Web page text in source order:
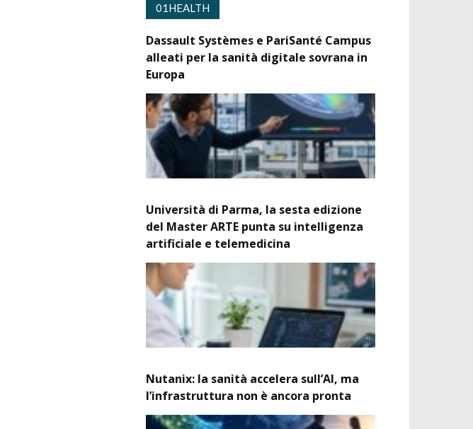
01HEALTH
Dassault Systèmes e PariSanté Campus
alleati per la sanità digitale sovrana in
Europa
Università di Parma, la sesta edizione
del Master ARTE punta su intelligenza
artificiale e telemedicina
Nutanix: la sanità accelera sull’AI, ma
l’infrastruttura non è ancora pronta